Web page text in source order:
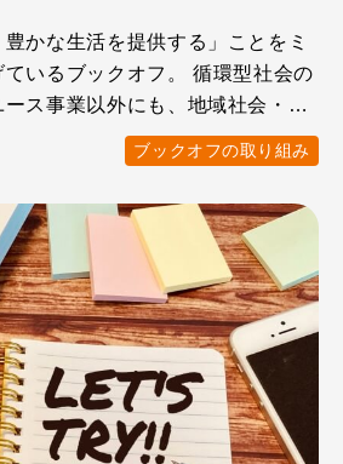
豊かな生活を提供する」ことをミ
いるブックオフ。 循環型社会の
ス事業以外にも、地域社会・行
ブックオフの取り組み